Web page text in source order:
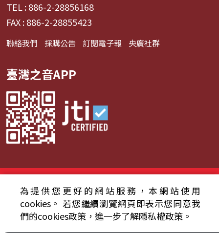
TEL : 886-2-28856168
FAX : 886-2-28855423
聯絡我們 採購公告 訂閱電子報 央廣社群
臺灣之音APP
© 2024財團法人中央廣播電臺 版權所有
資通安全政策聲明
服務條款 隱私權條款
為提供您更好的網站服務，本網站使用
cookies。 若您繼續瀏覽網頁即表示您同意我
們的cookies政策，進一步了解隱私權政策。